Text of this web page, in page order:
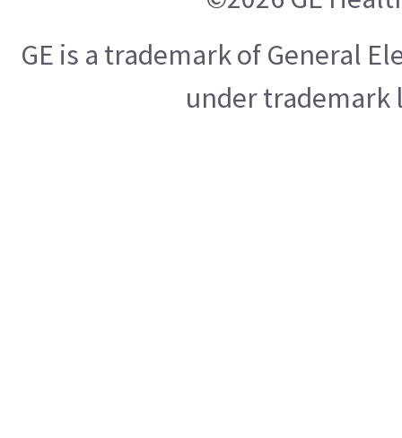
GE is a trademark of General
under trademark